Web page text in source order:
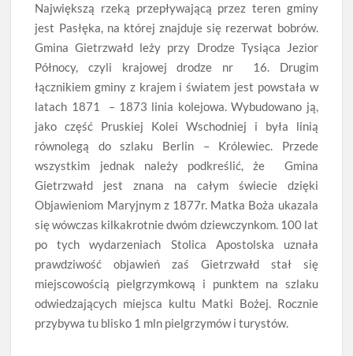
Największą rzeką przepływającą przez teren gminy
jest Pasłęka, na której znajduje się rezerwat bobrów.
Gmina Gietrzwałd leży przy Drodze Tysiąca Jezior
Północy, czyli krajowej drodze nr 16. Drugim
łącznikiem gminy z krajem i światem jest powstała w
latach 1871 – 1873 linia kolejowa. Wybudowano ją,
jako część Pruskiej Kolei Wschodniej i była linią
równolegą do szlaku Berlin – Królewiec. Przede
wszystkim jednak należy podkreślić, że Gmina
Gietrzwałd jest znana na całym świecie dzięki
Objawieniom Maryjnym z 1877r. Matka Boża ukazala
się wówczas kilkakrotnie dwóm dziewczynkom. 100 lat
po tych wydarzeniach Stolica Apostolska uznała
prawdziwość objawień zaś Gietrzwałd stał się
miejscowością pielgrzymkową i punktem na szlaku
odwiedzających miejsca kultu Matki Bożej. Rocznie
przybywa tu blisko 1 mln pielgrzymów i turystów.